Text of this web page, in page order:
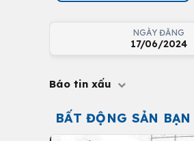
NGÀY ĐĂNG
17/06/2024
Báo tin xấu
BẤT ĐỘNG SẢN BẠN